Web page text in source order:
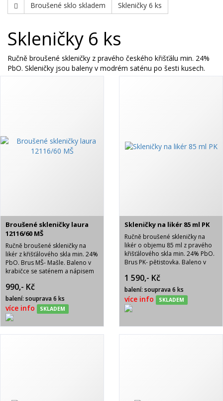
Broušené sklo skladem Skleničky 6 ks
Skleničky 6 ks
Ručně broušené skleničky z pravého českého křišťálu min. 24%
PbO. Skleničky jsou baleny v modrém saténu po šesti kusech.
Broušené skleničky laura
12116/60 MŠ
Ručně broušené skleničky na
likér z křišťálového skla min. 24%
PbO. Brus MŠ- Mašle. Baleno v
krabičce se saténem a nápisem
990,- Kč
balení: souprava 6 ks
více info SKLADEM
Skleničky na likér 85 ml PK
Ručně broušené skleničky na
likér o objemu 85 ml z pravého
křišťálového skla min. 24% PbO.
Brus PK- pětistovka. Baleno v
BOHEMIA CRYSTAL.
1 590,- Kč
balení: souprava 6 ks
více info SKLADEM